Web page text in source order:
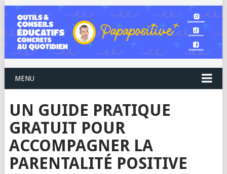
MENU
UN GUIDE PRATIQUE
GRATUIT POUR
ACCOMPAGNER LA
PARENTALITÉ POSITIVE